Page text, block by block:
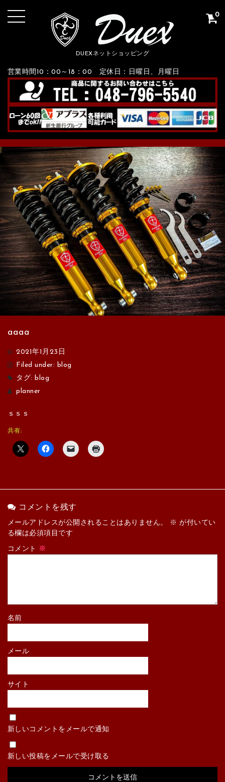
DUEXネットショッピング
営業時間10：00～18：00 定休日：日曜日、月曜日
0
aaaa
2021年1月23日
Filed under: blog
タグ: blog
planner
ｓｓｓ
共有:
コメントを残す
メールアドレスが公開されることはありません。 ※ が付いてい
る欄は必須項目です
コメント ※
名前
メール
サイト
新しいコメントをメールで通知
新しい投稿をメールで受け取る